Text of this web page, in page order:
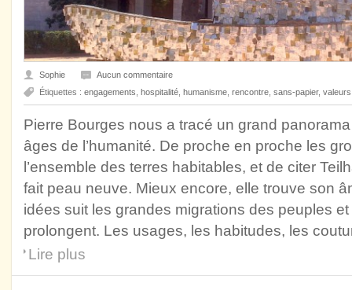
Sophie
Aucun commentaire
Étiquettes : engagements hospitalité humanisme rencontre sans-papier,
Pierre Bourges nous a tracé un grand
âges de l’humanité. De proche en proche les
l’ensemble des terres habitables, et de citer
fait peau neuve. Mieux encore, elle trouve son
idées suit les grandes migrations des peuples
prolongent. Les usages, les habitudes, les
Lire plus